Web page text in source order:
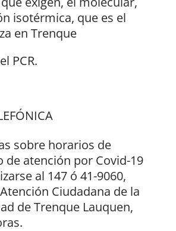
isotérmica, que es el
en Trenque
PCR.
sobre horarios de
de atención por Covid-19
al 147 ó 41-9060,
Ciudadana de la
de Trenque Lauquen,